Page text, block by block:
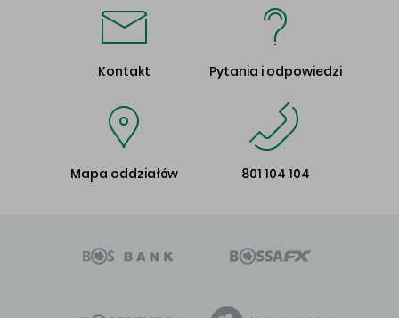
Kontakt Pytania i odpowiedzi
Mapa oddziałów 801 104 104